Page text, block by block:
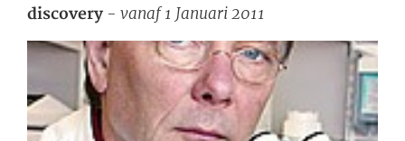
discovery - vanaf 1 Januari 2011